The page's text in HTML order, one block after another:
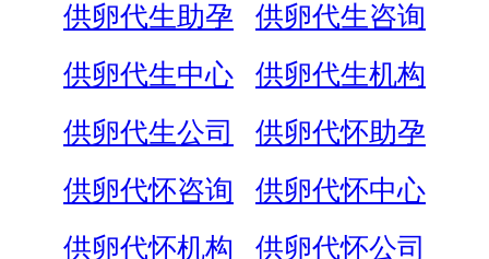
供卵代生助孕
供卵代生咨询
供卵代生中心
供卵代生机构
供卵代生公司
供卵代怀助孕
供卵代怀咨询
供卵代怀中心
供卵代怀机构
供卵代怀公司